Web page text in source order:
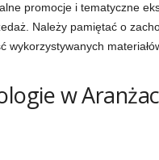
promocje i tematyczne
Należy pamiętać o
w